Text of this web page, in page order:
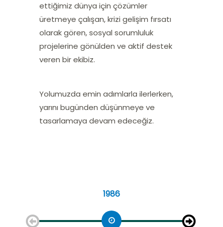
ettiğimiz dünya için çözümler
üretmeye çalışan, krizi gelişim fırsatı
olarak gören, sosyal sorumluluk
projelerine gönülden ve aktif destek
veren bir ekibiz.
Yolumuzda emin adımlarla ilerlerken,
yarını bugünden düşünmeye ve
tasarlamaya devam edeceğiz.
1986